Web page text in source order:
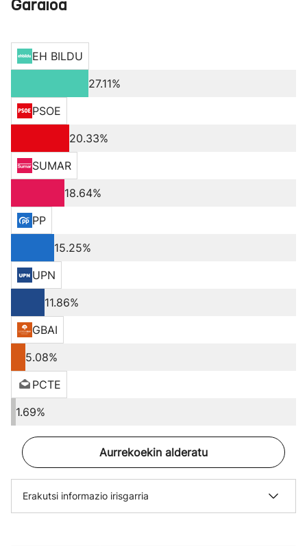
Garaioa
EH BILDU
27.11%
PSOE
20.33%
SUMAR
18.64%
PP
15.25%
UPN
11.86%
GBAI
5.08%
PCTE
1.69%
Aurrekoekin alderatu
Erakutsi informazio irisgarria